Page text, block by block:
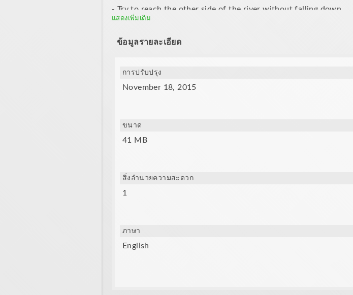
- Try to reach the other side of the river without falling down.
- Pay attention to the strength and direction of the wind.
แสดงเพิ่มเติม
ข้อมูลรายละเอียด
การปรับปรุง
November 18, 2015
ขนาด
41 MB
สิ่งอำนวยความสะดวก
1
ภาษา
English